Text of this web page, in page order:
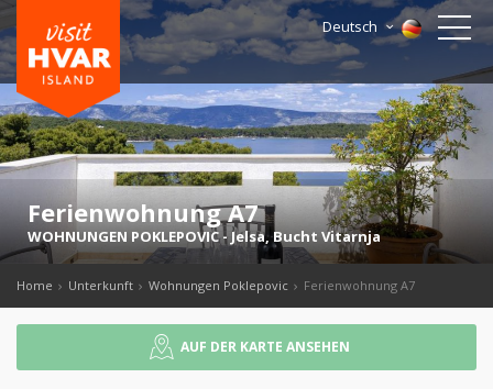
Deutsch
Ferienwohnung A7
WOHNUNGEN POKLEPOVIC -Jelsa,Bucht Vitarnja
Home Unterkunft Wohnungen Poklepovic Ferienwohnung A7
AUF DER KARTE ANSEHEN